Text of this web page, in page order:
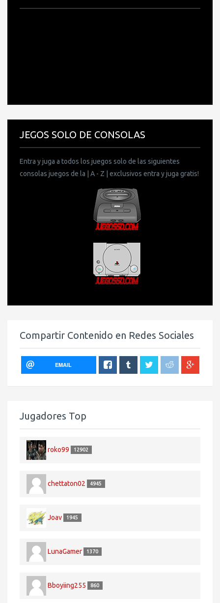
JEGOS SOLO DE CONSOLAS
Entra y juga a todos los juegos solo de las siguientes
consolas juegos de la | A - Z | exclusivos entra y juga gratis!
Compartir Contenido en Redes Sociales
EMAIL
Jugadores Top
roko99 12902
chettaton02 4945
Joav 1945
LunaGamer 1370
Bboyiing255 860